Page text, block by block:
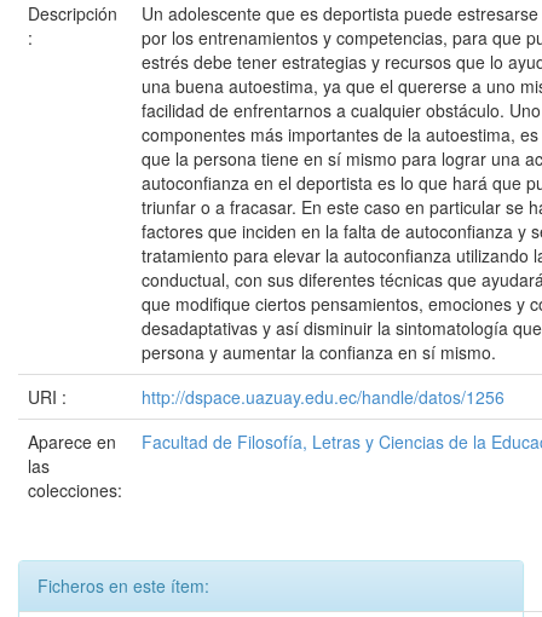
Descripción
:
Un adolescente que es deportista puede
por los entrenamientos y competencias, para que
estrés debe tener estrategias y recursos que lo
una buena autoestima, ya que el quererse a uno
facilidad de enfrentarnos a cualquier obstáculo.
componentes más importantes de la autoestima,
que la persona tiene en sí mismo para lograr una
autoconfianza en el deportista es lo que hará que
triunfar o a fracasar. En este caso en particular se
factores que inciden en la falta de autoconfianza y
tratamiento para elevar la autoconfianza utilizando
conductual, con sus diferentes técnicas que
que modifique ciertos pensamientos, emociones y
desadaptativas y así disminuir la sintomatología
persona y aumentar la confianza en sí mismo.
URI :
http://dspace.uazuay.edu.ec/handle/datos/1256
Aparece en
las
colecciones:
Facultad de Filosofía, Letras y Ciencias de la
Ficheros en este ítem: